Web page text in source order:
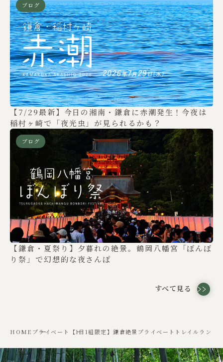
ブログ
【7/29最新】今日の湘南・鎌倉に赤潮発生！今夜は
稲村ヶ崎で「夜光虫」が見られるかも？
ブログ
【鎌倉・夏祭り】夕暮れの絶景。鶴岡八幡宮「ぼんぼ
り祭」で幻想的な夜さんぽ
すべて見る
HOME プライベート 【1日1組限定】鎌倉絶景プライベートトレイルラン